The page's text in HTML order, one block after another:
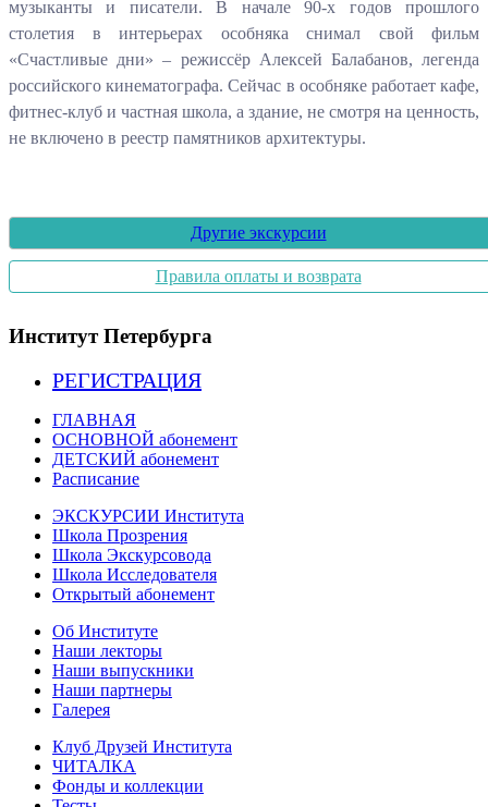
музыканты и писатели. В начале 90-х годов прошлого
столетия в интерьерах особняка снимал свой фильм
«Счастливые дни» – режиссёр Алексей Балабанов, легенда
российского кинематографа. Сейчас в особняке работает кафе,
фитнес-клуб и частная школа, а здание, не смотря на ценность,
не включено в реестр памятников архитектуры.
Другие экскурсии
Правила оплаты и возврата
Институт Петербурга
РЕГИСТРАЦИЯ
ГЛАВНАЯ
ОСНОВНОЙ абонемент
ДЕТСКИЙ абонемент
Расписание
ЭКСКУРСИИ Института
Школа Прозрения
Школа Экскурсовода
Школа Исследователя
Открытый абонемент
Об Институте
Наши лекторы
Наши выпускники
Наши партнеры
Галерея
Клуб Друзей Института
ЧИТАЛКА
Фонды и коллекции